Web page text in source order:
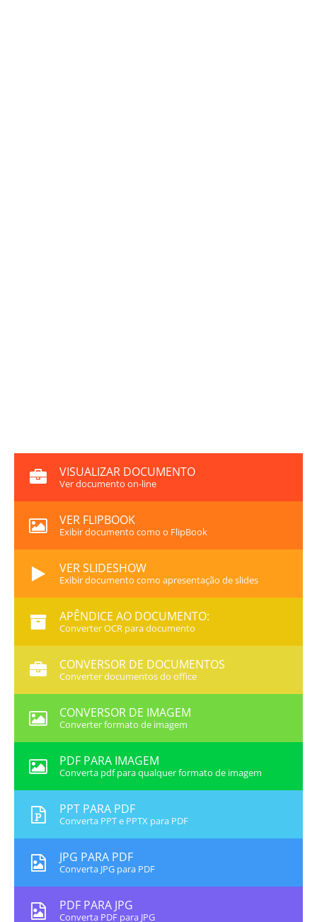
VISUALIZAR DOCUMENTO
Ver documento on-line
VER FLIPBOOK
Exibir documento como o FlipBook
VER SLIDESHOW
Exibir documento como apresentação de slides
APÊNDICE AO DOCUMENTO:
Converter OCR para documento
CONVERSOR DE DOCUMENTOS
Converter documentos do office
CONVERSOR DE IMAGEM
Converter formato de imagem
PDF PARA IMAGEM
Converta pdf para qualquer formato de imagem
PPT PARA PDF
Converta PPT e PPTX para PDF
JPG PARA PDF
Converta JPG para PDF
PDF PARA JPG
Converta PDF para JPG